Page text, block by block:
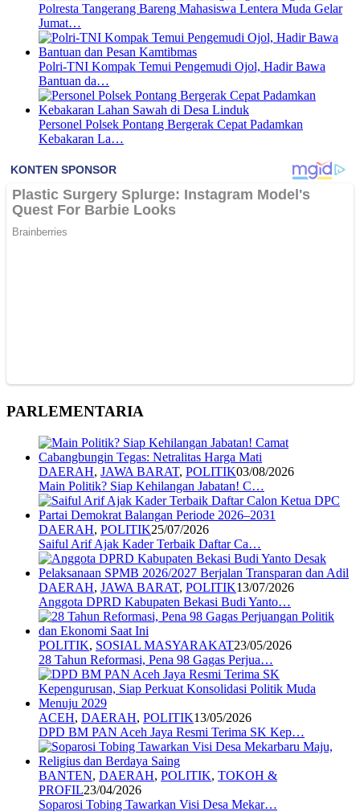
Polresta Tangerang Bareng Mahasiswa Lentera Muda Gelar
Jumat…
Polri-TNI Kompak Temui Pengemudi Ojol, Hadir Bawa
Bantuan da…
Personel Polsek Pontang Bergerak Cepat Padamkan
Kebakaran La…
PARLEMENTARIA
DAERAH, JAWA BARAT, POLITIK03/08/2026
Main Politik? Siap Kehilangan Jabatan! C…
DAERAH, POLITIK25/07/2026
Saiful Arif Ajak Kader Terbaik Daftar Ca…
DAERAH, JAWA BARAT, POLITIK13/07/2026
Anggota DPRD Kabupaten Bekasi Budi Yanto…
POLITIK, SOSIAL MASYARAKAT23/05/2026
28 Tahun Reformasi, Pena 98 Gagas Perjua…
ACEH, DAERAH, POLITIK13/05/2026
DPD BM PAN Aceh Jaya Resmi Terima SK Kep…
BANTEN, DAERAH, POLITIK, TOKOH &
PROFIL23/04/2026
Soparosi Tobing Tawarkan Visi Desa Mekar…